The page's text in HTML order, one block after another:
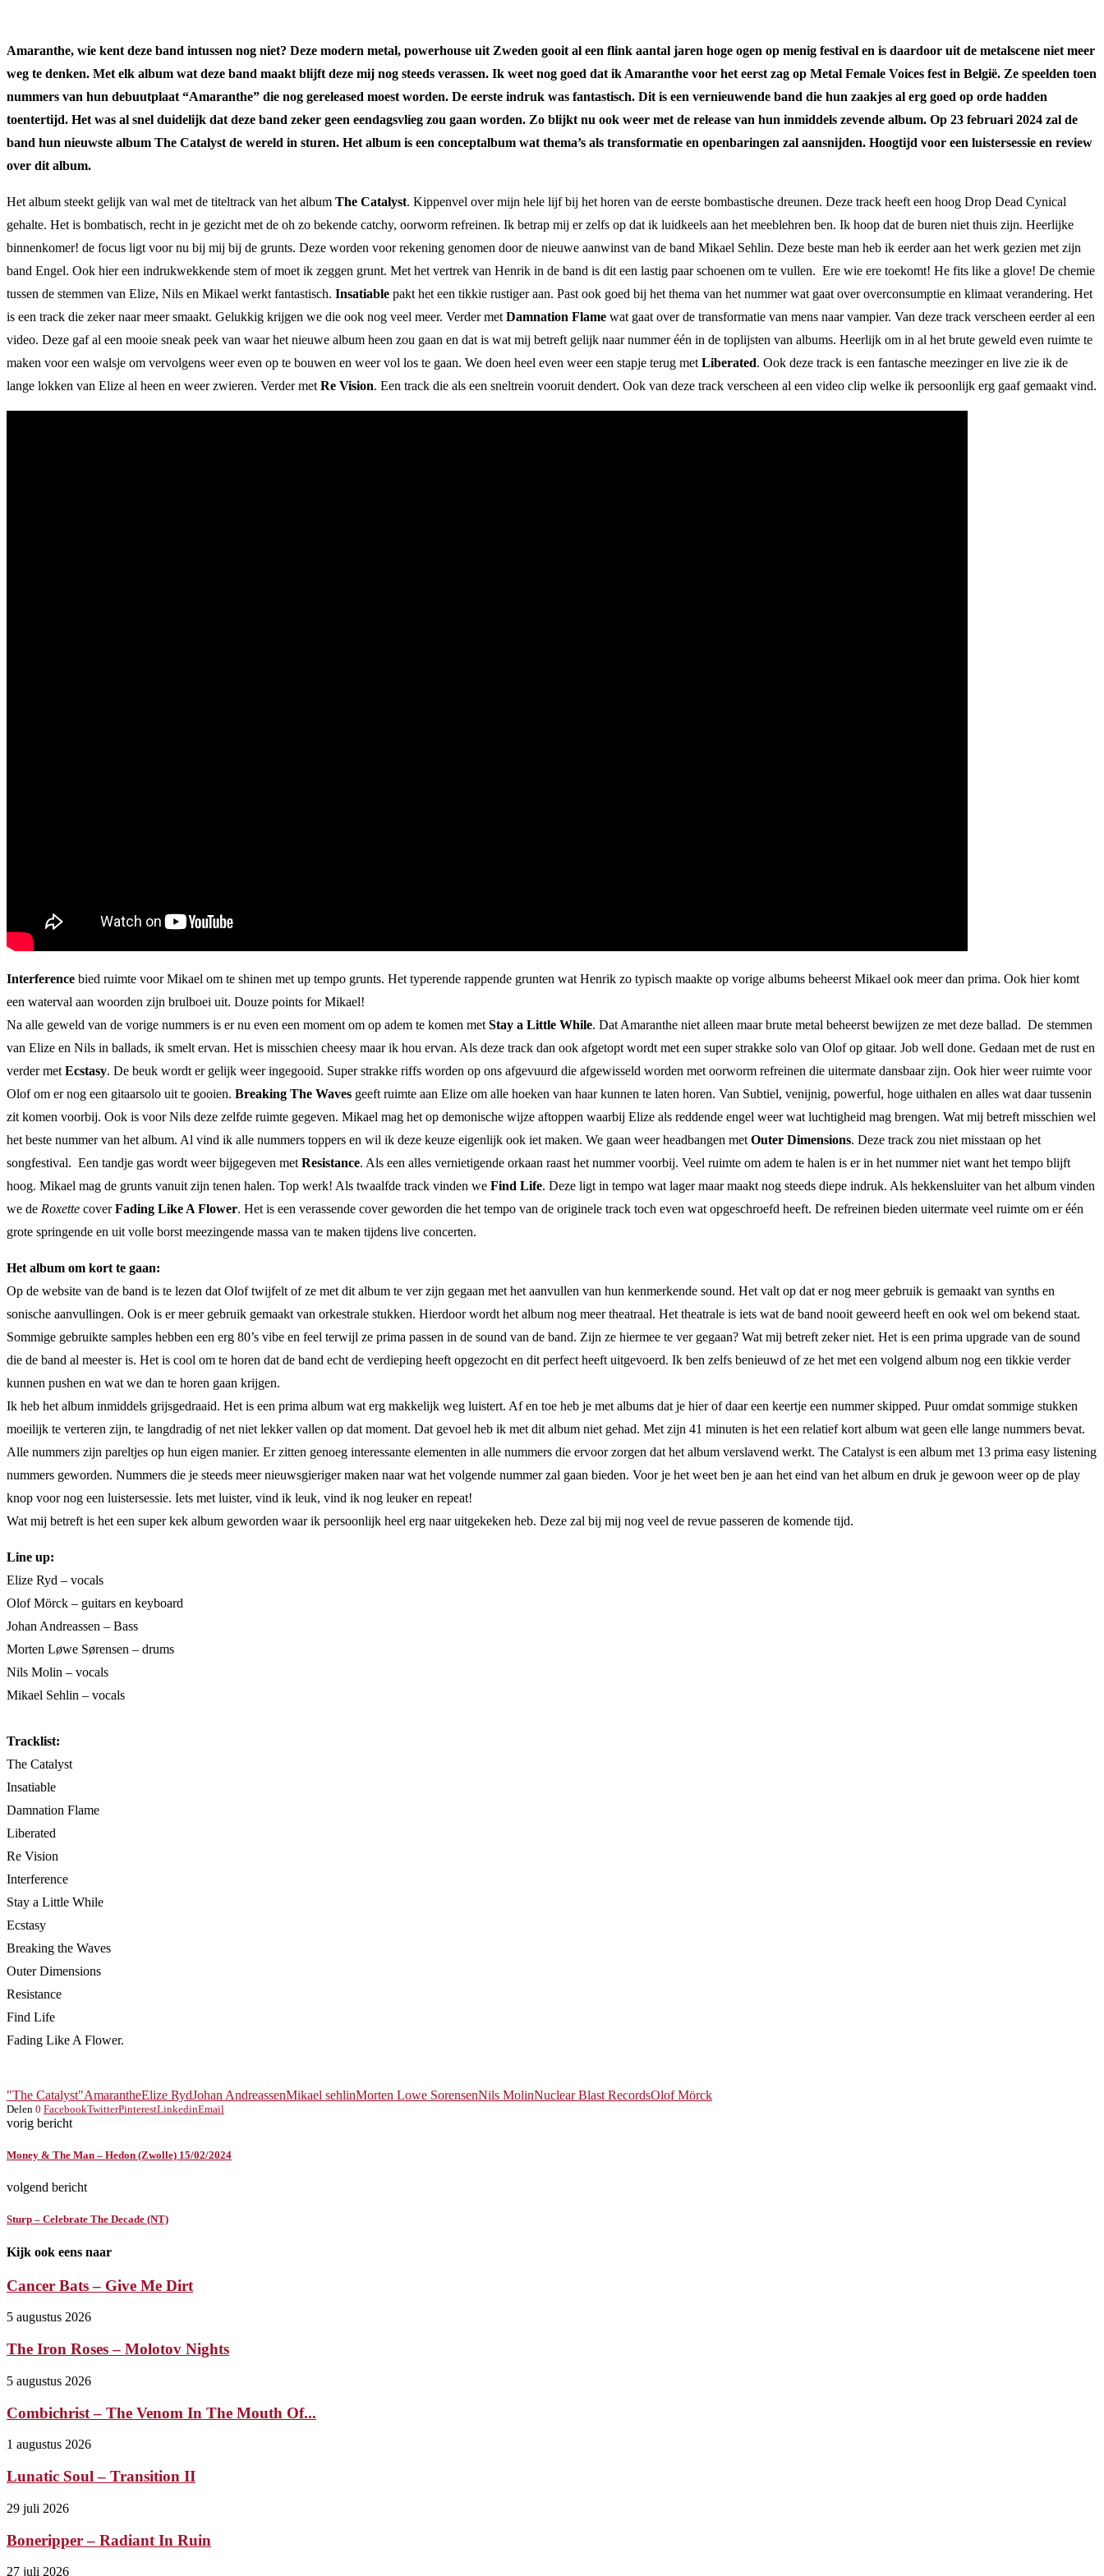
Amaranthe, wie kent deze band intussen nog niet? Deze modern metal, powerhouse uit Zweden gooit al een flink aantal jaren hoge ogen op menig festival en is daardoor uit de metalscene niet meer
weg te denken. Met elk album wat deze band maakt blijft deze mij nog steeds verassen. Ik weet nog goed dat ik Amaranthe voor het eerst zag op Metal Female Voices fest in België. Ze speelden toen
nummers van hun debuutplaat “Amaranthe” die nog gereleased moest worden. De eerste indruk was fantastisch. Dit is een vernieuwende band die hun zaakjes al erg goed op orde hadden
toentertijd. Het was al snel duidelijk dat deze band zeker geen eendagsvlieg zou gaan worden. Zo blijkt nu ook weer met de release van hun inmiddels zevende album. Op 23 februari 2024 zal de
band hun nieuwste album The Catalyst de wereld in sturen. Het album is een conceptalbum wat thema’s als transformatie en openbaringen zal aansnijden. Hoogtijd voor een luistersessie en review
over dit album.
Het album steekt gelijk van wal met de titeltrack van het album The Catalyst. Kippenvel over mijn hele lijf bij het horen van de eerste bombastische dreunen. Deze track heeft een hoog Drop Dead Cynical
gehalte. Het is bombatisch, recht in je gezicht met de oh zo bekende catchy, oorworm refreinen. Ik betrap mij er zelfs op dat ik luidkeels aan het meeblehren ben. Ik hoop dat de buren niet thuis zijn. Heerlijke
binnenkomer! de focus ligt voor nu bij mij bij de grunts. Deze worden voor rekening genomen door de nieuwe aanwinst van de band Mikael Sehlin. Deze beste man heb ik eerder aan het werk gezien met zijn
band Engel. Ook hier een indrukwekkende stem of moet ik zeggen grunt. Met het vertrek van Henrik in de band is dit een lastig paar schoenen om te vullen. Ere wie ere toekomt! He fits like a glove! De chemie
tussen de stemmen van Elize, Nils en Mikael werkt fantastisch. Insatiable pakt het een tikkie rustiger aan. Past ook goed bij het thema van het nummer wat gaat over overconsumptie en klimaat verandering. Het
is een track die zeker naar meer smaakt. Gelukkig krijgen we die ook nog veel meer. Verder met Damnation Flame wat gaat over de transformatie van mens naar vampier. Van deze track verscheen eerder al een
video. Deze gaf al een mooie sneak peek van waar het nieuwe album heen zou gaan en dat is wat mij betreft gelijk naar nummer één in de toplijsten van albums. Heerlijk om in al het brute geweld even ruimte te
maken voor een walsje om vervolgens weer even op te bouwen en weer vol los te gaan. We doen heel even weer een stapje terug met Liberated. Ook deze track is een fantasche meezinger en live zie ik de
lange lokken van Elize al heen en weer zwieren. Verder met Re Vision. Een track die als een sneltrein vooruit dendert. Ook van deze track verscheen al een video clip welke ik persoonlijk erg gaaf gemaakt vind.
Interference bied ruimte voor Mikael om te shinen met up tempo grunts. Het typerende rappende grunten wat Henrik zo typisch maakte op vorige albums beheerst Mikael ook meer dan prima. Ook hier komt
een waterval aan woorden zijn brulboei uit. Douze points for Mikael!
Na alle geweld van de vorige nummers is er nu even een moment om op adem te komen met Stay a Little While. Dat Amaranthe niet alleen maar brute metal beheerst bewijzen ze met deze ballad. De stemmen
van Elize en Nils in ballads, ik smelt ervan. Het is misschien cheesy maar ik hou ervan. Als deze track dan ook afgetopt wordt met een super strakke solo van Olof op gitaar. Job well done. Gedaan met de rust en
verder met Ecstasy. De beuk wordt er gelijk weer ingegooid. Super strakke riffs worden op ons afgevuurd die afgewisseld worden met oorworm refreinen die uitermate dansbaar zijn. Ook hier weer ruimte voor
Olof om er nog een gitaarsolo uit te gooien. Breaking The Waves geeft ruimte aan Elize om alle hoeken van haar kunnen te laten horen. Van Subtiel, venijnig, powerful, hoge uithalen en alles wat daar tussenin
zit komen voorbij. Ook is voor Nils deze zelfde ruimte gegeven. Mikael mag het op demonische wijze aftoppen waarbij Elize als reddende engel weer wat luchtigheid mag brengen. Wat mij betreft misschien wel
het beste nummer van het album. Al vind ik alle nummers toppers en wil ik deze keuze eigenlijk ook iet maken. We gaan weer headbangen met Outer Dimensions. Deze track zou niet misstaan op het
songfestival. Een tandje gas wordt weer bijgegeven met Resistance. Als een alles vernietigende orkaan raast het nummer voorbij. Veel ruimte om adem te halen is er in het nummer niet want het tempo blijft
hoog. Mikael mag de grunts vanuit zijn tenen halen. Top werk! Als twaalfde track vinden we Find Life. Deze ligt in tempo wat lager maar maakt nog steeds diepe indruk. Als hekkensluiter van het album vinden
we de Roxette coverFading Like A Flower. Het is een verassende cover geworden die het tempo van de originele track toch even wat opgeschroefd heeft. De refreinen bieden uitermate veel ruimte om er één
grote springende en uit volle borst meezingende massa van te maken tijdens live concerten.
Het album om kort te gaan:
Op de website van de band is te lezen dat Olof twijfelt of ze met dit album te ver zijn gegaan met het aanvullen van hun kenmerkende sound. Het valt op dat er nog meer gebruik is gemaakt van synths en
sonische aanvullingen. Ook is er meer gebruik gemaakt van orkestrale stukken. Hierdoor wordt het album nog meer theatraal. Het theatrale is iets wat de band nooit geweerd heeft en ook wel om bekend staat.
Sommige gebruikte samples hebben een erg 80’s vibe en feel terwijl ze prima passen in de sound van de band. Zijn ze hiermee te ver gegaan? Wat mij betreft zeker niet. Het is een prima upgrade van de sound
die de band al meester is. Het is cool om te horen dat de band echt de verdieping heeft opgezocht en dit perfect heeft uitgevoerd. Ik ben zelfs benieuwd of ze het met een volgend album nog een tikkie verder
kunnen pushen en wat we dan te horen gaan krijgen.
Ik heb het album inmiddels grijsgedraaid. Het is een prima album wat erg makkelijk weg luistert. Af en toe heb je met albums dat je hier of daar een keertje een nummer skipped. Puur omdat sommige stukken
moeilijk te verteren zijn, te langdradig of net niet lekker vallen op dat moment. Dat gevoel heb ik met dit album niet gehad. Met zijn 41 minuten is het een relatief kort album wat geen elle lange nummers bevat.
Alle nummers zijn pareltjes op hun eigen manier. Er zitten genoeg interessante elementen in alle nummers die ervoor zorgen dat het album verslavend werkt. The Catalyst is een album met 13 prima easy listening
nummers geworden. Nummers die je steeds meer nieuwsgieriger maken naar wat het volgende nummer zal gaan bieden. Voor je het weet ben je aan het eind van het album en druk je gewoon weer op de play
knop voor nog een luistersessie. Iets met luister, vind ik leuk, vind ik nog leuker en repeat!
Wat mij betreft is het een super kek album geworden waar ik persoonlijk heel erg naar uitgekeken heb. Deze zal bij mij nog veel de revue passeren de komende tijd.
Line up:
Elize Ryd – vocals
Olof Mörck – guitars en keyboard
Johan Andreassen – Bass
Morten Løwe Sørensen – drums
Nils Molin – vocals
Mikael Sehlin – vocals
Tracklist:
The Catalyst
Insatiable
Damnation Flame
Liberated
Re Vision
Interference
Stay a Little While
Ecstasy
Breaking the Waves
Outer Dimensions
Resistance
Find Life
Fading Like A Flower.
"The Catalyst"AmarantheElize RydJohan AndreassenMikael sehlinMorten Lowe SorensenNils MolinNuclear Blast RecordsOlof Mörck
Delen 0 FacebookTwitterPinterestLinkedinEmail
vorig bericht
Money & The Man – Hedon (Zwolle) 15/02/2024
volgend bericht
Sturp – Celebrate The Decade (NT)
Kijk ook eens naar
Cancer Bats – Give Me Dirt
5 augustus 2026
The Iron Roses – Molotov Nights
5 augustus 2026
Combichrist – The Venom In The Mouth Of...
1 augustus 2026
Lunatic Soul – Transition II
29 juli 2026
Boneripper – Radiant In Ruin
27 juli 2026